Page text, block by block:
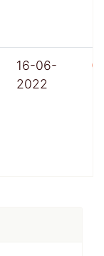
16-06-
2022